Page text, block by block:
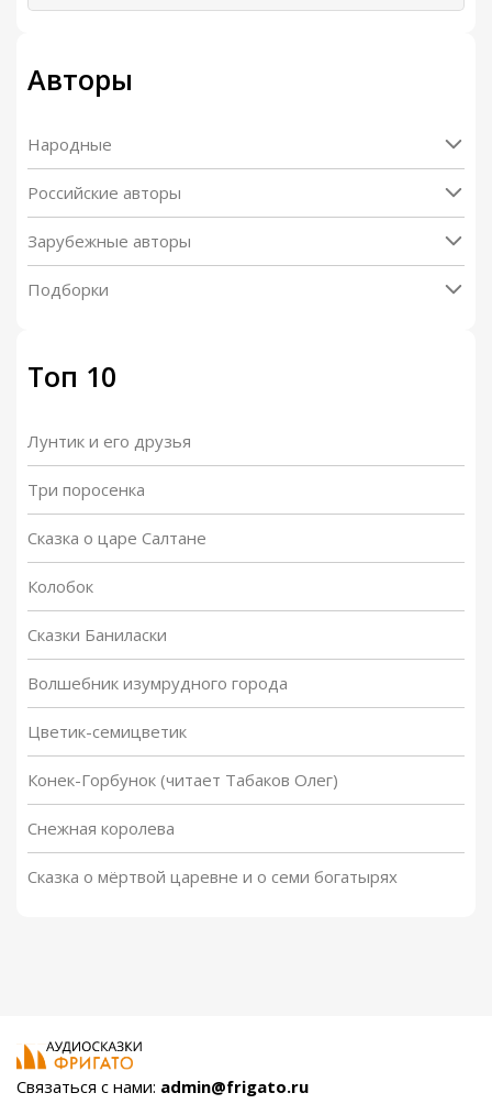
Авторы
Народные
Российские авторы
Зарубежные авторы
Подборки
Топ 10
Лунтик и его друзья
Три поросенка
Сказка о царе Салтане
Колобок
Сказки Баниласки
Волшебник изумрудного города
Цветик-семицветик
Конек-Горбунок (читает Табаков Олег)
Снежная королева
Сказка о мёртвой царевне и о семи богатырях
Связаться с нами: admin@frigato.ru